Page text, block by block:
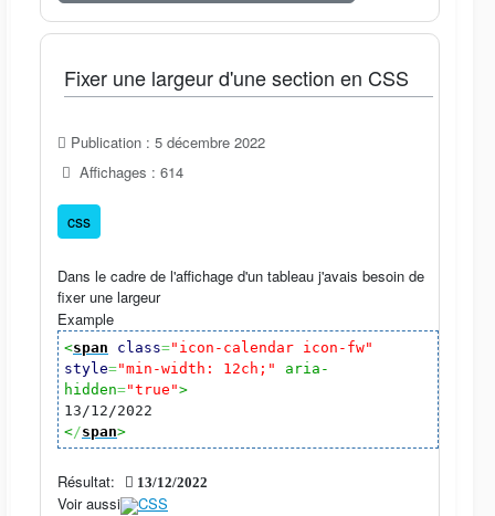
Fixer une largeur d'une section en CSS
Publication : 5 décembre 2022
Affichages : 614
css
Dans le cadre de l'affichage d'un tableau j'avais besoin de
fixer une largeur
Example
<span class="icon-calendar icon-fw"
style="min-width: 12ch;"
aria-
hidden="true">
13/12/2022
</span>
Résultat: 13/12/2022
Voir aussi CSS